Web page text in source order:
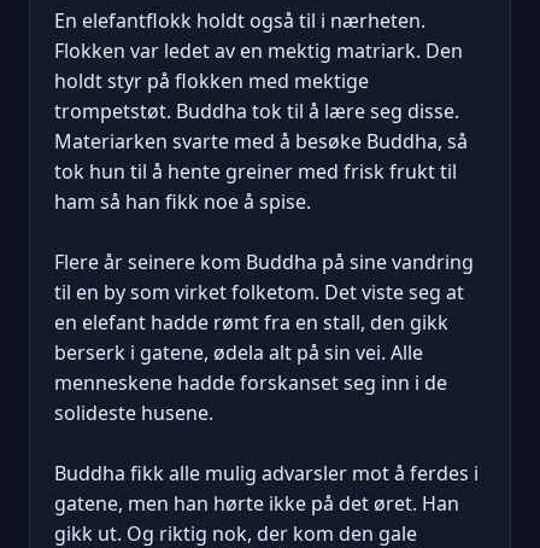
En elefantflokk holdt også til i nærheten.
Flokken var ledet av en mektig matriark. Den
holdt styr på flokken med mektige
trompetstøt. Buddha tok til å lære seg disse.
Materiarken svarte med å besøke Buddha, så
tok hun til å hente greiner med frisk frukt til
ham så han fikk noe å spise.
Flere år seinere kom Buddha på sine vandring
til en by som virket folketom. Det viste seg at
en elefant hadde rømt fra en stall, den gikk
berserk i gatene, ødela alt på sin vei. Alle
menneskene hadde forskanset seg inn i de
solideste husene.
Buddha fikk alle mulig advarsler mot å ferdes i
gatene, men han hørte ikke på det øret. Han
gikk ut. Og riktig nok, der kom den gale